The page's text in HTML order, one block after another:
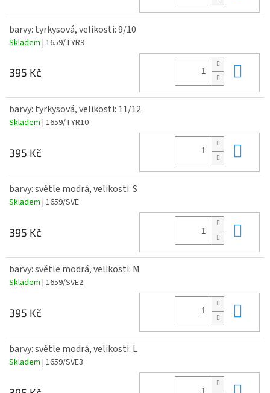
barvy: tyrkysová, velikosti: 9/10
Skladem | 1659/TYR9
395 Kč
barvy: tyrkysová, velikosti: 11/12
Skladem | 1659/TYR10
395 Kč
barvy: světle modrá, velikosti: S
Skladem | 1659/SVE
395 Kč
barvy: světle modrá, velikosti: M
Skladem | 1659/SVE2
395 Kč
barvy: světle modrá, velikosti: L
Skladem | 1659/SVE3